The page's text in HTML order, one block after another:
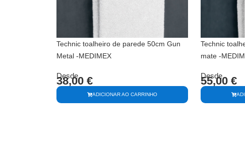
Technic toalheiro de parede 50cm Gun
Metal -MEDIMEX
ADICIONAR AO CARRINHO
Desde
38,00 €
Technic
mate -
Desde
55,00€